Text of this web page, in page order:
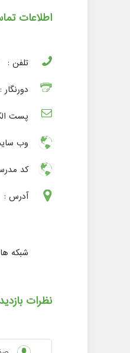
اطلاعات
تلفن :
دورنگار :
پست
وب
کد
آدرس :
شبکه
نظرات